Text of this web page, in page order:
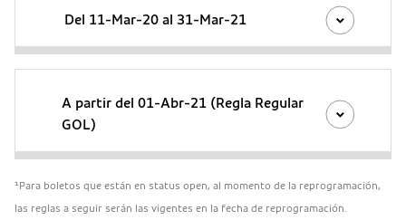
Del 11-Mar-20 al 31-Mar-21
A partir del 01-Abr-21 (Regla Regular
GOL)
¹Para boletos que están en status open, al momento de la reprogramación,
las reglas a seguir serán las vigentes en la fecha de reprogramación.